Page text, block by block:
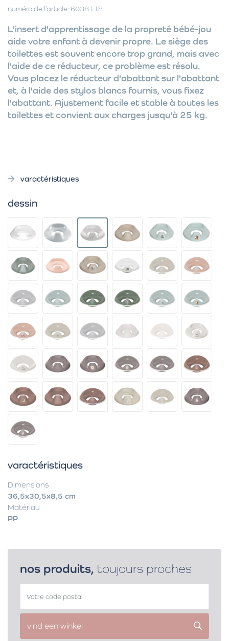
numéro de l’article: 6038118
L'insert d'apprentissage de la propreté bébé-jou
aide votre enfant à devenir propre. Le siège des
toilettes est souvent encore trop grand, mais avec
l'aide de ce réducteur, ce problème est résolu.
Vous placez le réducteur d'abattant sur l'abattant
et, à l'aide des stylos blancs fournis, vous fixez
l'abattant. Ajustement facile et stable à toutes les
toilettes et convient aux charges jusqu'à 25 kg.
varactéristiques
dessin
varactéristiques
Dimensions
36,5x30,5x8,5 cm
Matériau
PP
nos produits, toujours proches
vind een winkel